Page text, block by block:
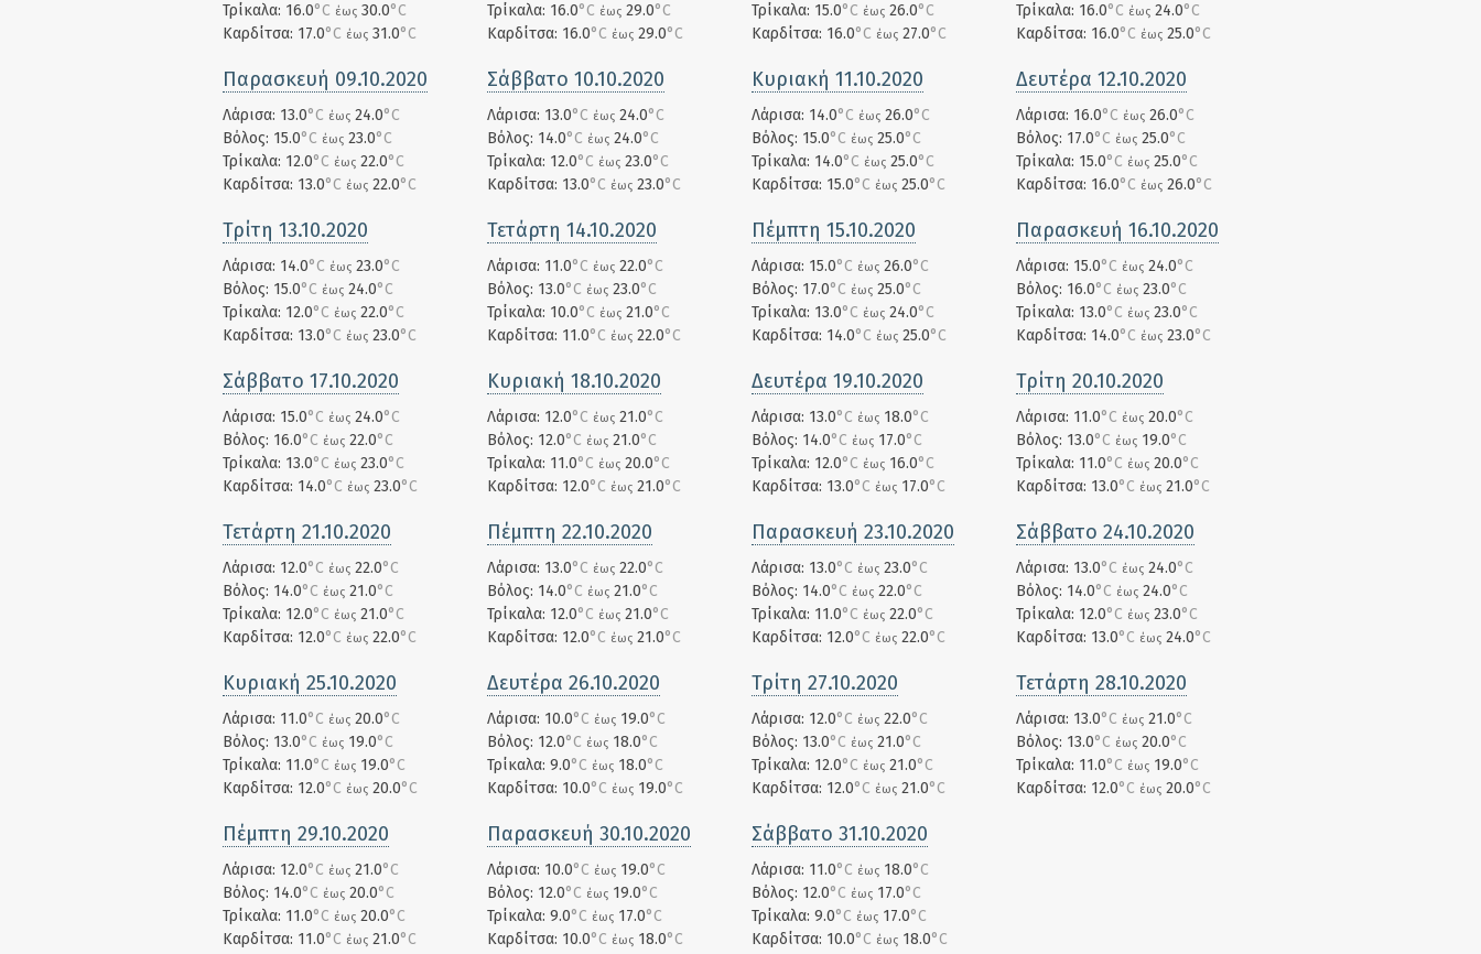
Τρίκαλα: 16.0°C έως 30.0°C
Καρδίτσα: 17.0°C έως 31.0°C
Τρίκαλα: 16.0°C έως 29.0°C
Καρδίτσα: 16.0°C έως 29.0°C
Τρίκαλα: 15.0°C έως 26.0°C
Καρδίτσα: 16.0°C έως 27.0°C
Τρίκαλα: 16.0°C έως 24.0°C
Καρδίτσα: 16.0°C έως 25.0°C
Παρασκευή 09.10.2020
Λάρισα: 13.0°C έως 24.0°C
Βόλος: 15.0°C έως 23.0°C
Τρίκαλα: 12.0°C έως 22.0°C
Καρδίτσα: 13.0°C έως 22.0°C
Σάββατο 10.10.2020
Λάρισα: 13.0°C έως 24.0°C
Βόλος: 14.0°C έως 24.0°C
Τρίκαλα: 12.0°C έως 23.0°C
Καρδίτσα: 13.0°C έως 23.0°C
Κυριακή 11.10.2020
Λάρισα: 14.0°C έως 26.0°C
Βόλος: 15.0°C έως 25.0°C
Τρίκαλα: 14.0°C έως 25.0°C
Καρδίτσα: 15.0°C έως 25.0°C
Δευτέρα 12.10.2020
Λάρισα: 16.0°C έως 26.0°C
Βόλος: 17.0°C έως 25.0°C
Τρίκαλα: 15.0°C έως 25.0°C
Καρδίτσα: 16.0°C έως 26.0°C
Τρίτη 13.10.2020
Λάρισα: 14.0°C έως 23.0°C
Βόλος: 15.0°C έως 24.0°C
Τρίκαλα: 12.0°C έως 22.0°C
Καρδίτσα: 13.0°C έως 23.0°C
Τετάρτη 14.10.2020
Λάρισα: 11.0°C έως 22.0°C
Βόλος: 13.0°C έως 23.0°C
Τρίκαλα: 10.0°C έως 21.0°C
Καρδίτσα: 11.0°C έως 22.0°C
Πέμπτη 15.10.2020
Λάρισα: 15.0°C έως 26.0°C
Βόλος: 17.0°C έως 25.0°C
Τρίκαλα: 13.0°C έως 24.0°C
Καρδίτσα: 14.0°C έως 25.0°C
Παρασκευή 16.10.2020
Λάρισα: 15.0°C έως 24.0°C
Βόλος: 16.0°C έως 23.0°C
Τρίκαλα: 13.0°C έως 23.0°C
Καρδίτσα: 14.0°C έως 23.0°C
Σάββατο 17.10.2020
Λάρισα: 15.0°C έως 24.0°C
Βόλος: 16.0°C έως 22.0°C
Τρίκαλα: 13.0°C έως 23.0°C
Καρδίτσα: 14.0°C έως 23.0°C
Κυριακή 18.10.2020
Λάρισα: 12.0°C έως 21.0°C
Βόλος: 12.0°C έως 21.0°C
Τρίκαλα: 11.0°C έως 20.0°C
Καρδίτσα: 12.0°C έως 21.0°C
Δευτέρα 19.10.2020
Λάρισα: 13.0°C έως 18.0°C
Βόλος: 14.0°C έως 17.0°C
Τρίκαλα: 12.0°C έως 16.0°C
Καρδίτσα: 13.0°C έως 17.0°C
Τρίτη 20.10.2020
Λάρισα: 11.0°C έως 20.0°C
Βόλος: 13.0°C έως 19.0°C
Τρίκαλα: 11.0°C έως 20.0°C
Καρδίτσα: 13.0°C έως 21.0°C
Τετάρτη 21.10.2020
Λάρισα: 12.0°C έως 22.0°C
Βόλος: 14.0°C έως 21.0°C
Τρίκαλα: 12.0°C έως 21.0°C
Καρδίτσα: 12.0°C έως 22.0°C
Πέμπτη 22.10.2020
Λάρισα: 13.0°C έως 22.0°C
Βόλος: 14.0°C έως 21.0°C
Τρίκαλα: 12.0°C έως 21.0°C
Καρδίτσα: 12.0°C έως 21.0°C
Παρασκευή 23.10.2020
Λάρισα: 13.0°C έως 23.0°C
Βόλος: 14.0°C έως 22.0°C
Τρίκαλα: 11.0°C έως 22.0°C
Καρδίτσα: 12.0°C έως 22.0°C
Σάββατο 24.10.2020
Λάρισα: 13.0°C έως 24.0°C
Βόλος: 14.0°C έως 24.0°C
Τρίκαλα: 12.0°C έως 23.0°C
Καρδίτσα: 13.0°C έως 24.0°C
Κυριακή 25.10.2020
Λάρισα: 11.0°C έως 20.0°C
Βόλος: 13.0°C έως 19.0°C
Τρίκαλα: 11.0°C έως 19.0°C
Καρδίτσα: 12.0°C έως 20.0°C
Δευτέρα 26.10.2020
Λάρισα: 10.0°C έως 19.0°C
Βόλος: 12.0°C έως 18.0°C
Τρίκαλα: 9.0°C έως 18.0°C
Καρδίτσα: 10.0°C έως 19.0°C
Τρίτη 27.10.2020
Λάρισα: 12.0°C έως 22.0°C
Βόλος: 13.0°C έως 21.0°C
Τρίκαλα: 12.0°C έως 21.0°C
Καρδίτσα: 12.0°C έως 21.0°C
Τετάρτη 28.10.2020
Λάρισα: 13.0°C έως 21.0°C
Βόλος: 13.0°C έως 20.0°C
Τρίκαλα: 11.0°C έως 19.0°C
Καρδίτσα: 12.0°C έως 20.0°C
Πέμπτη 29.10.2020
Λάρισα: 12.0°C έως 21.0°C
Βόλος: 14.0°C έως 20.0°C
Τρίκαλα: 11.0°C έως 20.0°C
Καρδίτσα: 11.0°C έως 21.0°C
Παρασκευή 30.10.2020
Λάρισα: 10.0°C έως 19.0°C
Βόλος: 12.0°C έως 19.0°C
Τρίκαλα: 9.0°C έως 17.0°C
Καρδίτσα: 10.0°C έως 18.0°C
Σάββατο 31.10.2020
Λάρισα: 11.0°C έως 18.0°C
Βόλος: 12.0°C έως 17.0°C
Τρίκαλα: 9.0°C έως 17.0°C
Καρδίτσα: 10.0°C έως 18.0°C